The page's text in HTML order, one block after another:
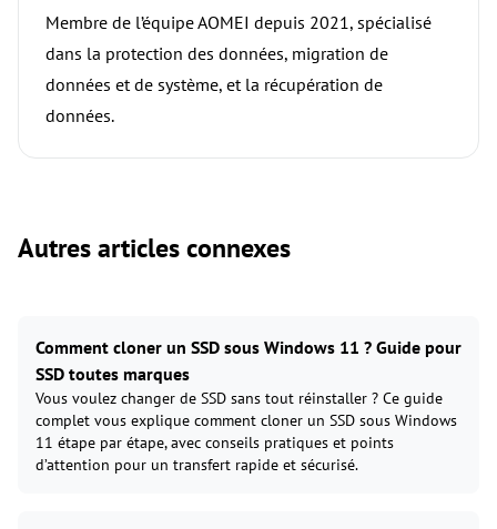
Membre de l’équipe AOMEI depuis 2021, spécialisé
dans la protection des données, migration de
données et de système, et la récupération de
données.
Autres articles connexes
Comment cloner un SSD sous Windows 11 ? Guide pour
SSD toutes marques
Vous voulez changer de SSD sans tout réinstaller ? Ce guide
complet vous explique comment cloner un SSD sous Windows
11 étape par étape, avec conseils pratiques et points
d’attention pour un transfert rapide et sécurisé.